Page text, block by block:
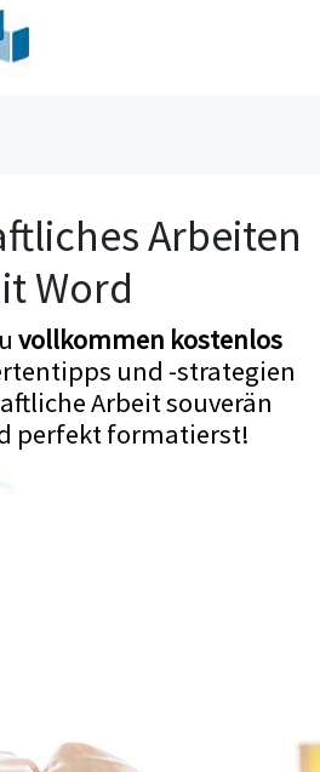
Arbeiten
Word
vollkommen kostenlos
und -strategien
Arbeit souverän
perfekt formatierst!